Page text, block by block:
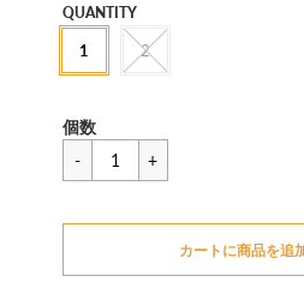
セ
ー
ル
格
QUANTITY
1 2
一
価
¥79,970
個数
カートに商品を追